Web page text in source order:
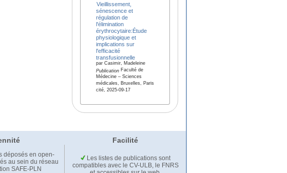
Vieillissement,
sénescence et
régulation de
l'élimination
érythrocytaire:Étude
physiologique et
implications sur
l'efficacité
transfusionnelle
par Casimir, Madeleine
PublicationFaculté de
Médecine – Sciences
médicales, Bruxelles, Paris
cité, 2025-09-17
Facilité
déposés en open-
au sein du réseau
SAFE-PLN
Les listes de publications sont
compatibles avec le CV-ULB, le FNRS